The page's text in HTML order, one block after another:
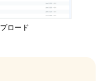
ロード